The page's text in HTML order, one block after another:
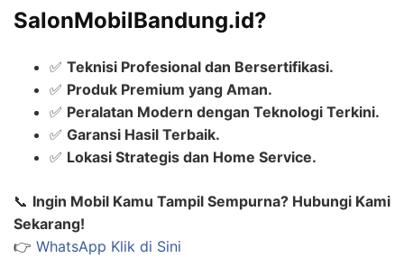
SalonMobilBandung.id?
✅ Teknisi Profesional dan Bersertifikasi.
✅ Produk Premium yang Aman.
✅ Peralatan Modern dengan Teknologi Terkini.
✅ Garansi Hasil Terbaik.
✅ Lokasi Strategis dan Home Service.
📞 Ingin Mobil Kamu Tampil Sempurna? Hubungi Kami
Sekarang!
👉 WhatsApp Klik di Sini